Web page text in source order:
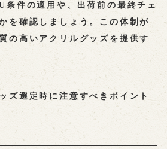
条件の適用や、出荷前の最終チェ
を確認しましょう。この体制が
の高いアクリルグッズを提供す
ズ選定時に注意すべきポイント